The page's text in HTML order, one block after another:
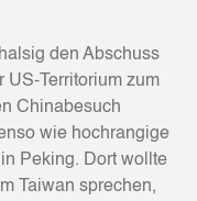
den Abschuss
US-Territorium zum
Chinabesuch
wie hochrangige
Peking. Dort wollte
Taiwan sprechen,